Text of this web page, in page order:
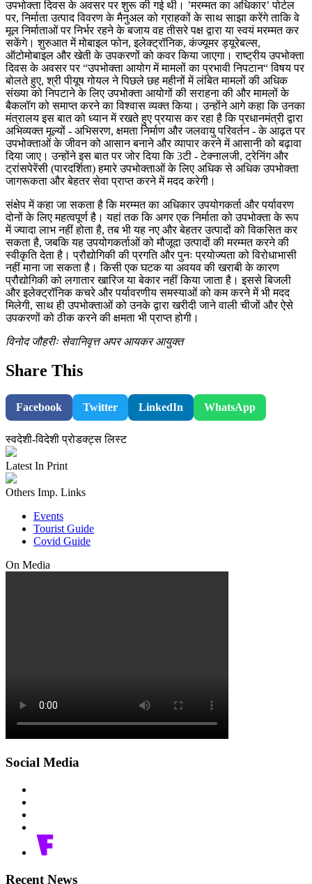
उपभोक्ता दिवस के अवसर पर शुरू की गई थी। ’मरम्मत का अधिकार’ पोर्टल
पर, निर्माता उत्पाद विवरण के मैनुअल को ग्राहकों के साथ साझा करेंगे ताकि वे
मूल निर्माताओं पर निर्भर रहने के बजाय वह तीसरे पक्ष द्वारा या स्वयं मरम्मत कर
सकेंगे। शुरुआत में मोबाइल फोन, इलेक्ट्रॉनिक, कंज्यूमर ड्यूरेबल्स,
ऑटोमोबाइल और खेती के उपकरणों को कवर किया जाएगा। राष्ट्रीय उपभोक्ता
दिवस के अवसर पर “उपभोक्ता आयोग में मामलों का प्रभावी निपटान“ विषय पर
बोलते हुए, श्री पीयूष गोयल ने पिछले छह महीनों में लंबित मामलों की अधिक
संख्या को निपटाने के लिए उपभोक्ता आयोगों की सराहना की और मामलों के
बैकलॉग को समाप्त करने का विश्वास व्यक्त किया। उन्होंने आगे कहा कि उनका
मंत्रालय इस बात को ध्यान में रखते हुए प्रयास कर रहा है कि प्रधानमंत्री द्वारा
अभिव्यक्त मूल्यों - अभिसरण, क्षमता निर्माण और जलवायु परिवर्तन - के आढ़त पर
उपभोक्ताओं के जीवन को आसान बनाने और व्यापार करने में आसानी को बढ़ावा
दिया जाए। उन्होंने इस बात पर जोर दिया कि 3टी - टेक्नालजी, ट्रेनिंग और
ट्रांसपेरेंसी (पारदर्शिता) हमारे उपभोक्ताओं के लिए अधिक से अधिक उपभोक्ता
जागरूकता और बेहतर सेवा प्राप्त करने में मदद करेगी।
संक्षेप में कहा जा सकता है कि मरम्मत का अधिकार उपयोगकर्ता और पर्यावरण
दोनों के लिए महत्वपूर्ण है। यहां तक कि अगर एक निर्माता को उपभोक्ता के रूप
में ज्यादा लाभ नहीं होता है, तब भी यह नए और बेहतर उत्पादों को विकसित कर
सकता है, जबकि यह उपयोगकर्ताओं को मौजूदा उत्पादों की मरम्मत करने की
स्वीकृति देता है। प्रौद्योगिकी की प्रगति और पुनः प्रयोज्यता को विरोधाभासी
नहीं माना जा सकता है। किसी एक घटक या अवयव की खराबी के कारण
प्रौद्योगिकी को लगातार खारिज या बेकार नहीं किया जाता है। इससे बिजली
और इलेक्ट्रॉनिक कचरे और पर्यावरणीय समस्याओं को कम करने में भी मदद
मिलेगी, साथ ही उपभोक्ताओं को उनके द्वारा खरीदी जाने वाली चीजों और ऐसे
उपकरणों को ठीक करने की क्षमता भी प्राप्त होगी।
विनोद जौहरीः सेवानिवृत्त अपर आयकर आयुक्त
Share This
Facebook Twitter LinkedIn WhatsApp
स्वदेशी-विदेशी प्रोडक्ट्स लिस्ट
Latest In Print
Others Imp. Links
Events
Tourist Guide
Covid Guide
On Media
Social Media
Recent News